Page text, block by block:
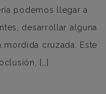
podemos llegar a
desarrollar alguna
cruzada. Este
[…]